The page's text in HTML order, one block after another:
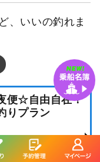
、いいの釣れま
便☆自由自在！
りプラン
元